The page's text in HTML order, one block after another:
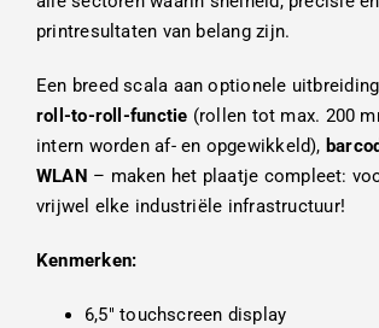
printresultaten van belang zijn.
Een breed scala aan optionele
roll-to-roll-functie (rollen tot max. 200
intern worden af- en opgewikkeld),
WLAN – maken het plaatje compleet:
vrijwel elke industriële infrastructuur!
Kenmerken:
6,5″ touchscreen display